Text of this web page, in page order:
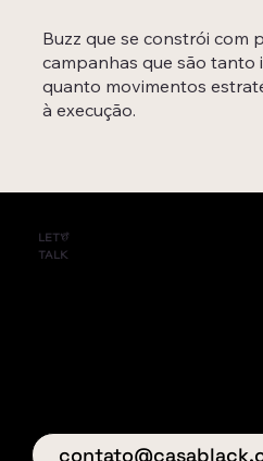
Buzz que se constrói com
campanhas que são tanto
quanto movimentos
à execução.
LET'S
TALK